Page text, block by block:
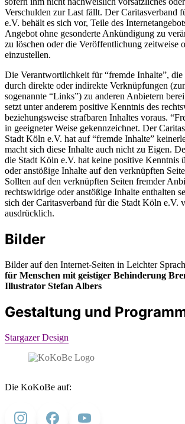
Verschulden zur Last fällt. Der Caritasverband
e.V. behält es sich vor, Teile des
Angebot ohne gesonderte Ankündigung zu
zu löschen oder die Veröffentlichung zeitweise
einzustellen.
Die Verantwortlichkeit für “fremde Inhalte”, die
durch direkte oder indirekte Verknüpfungen
sogenannte “Links”) zu anderen Anbietern
setzt unter anderem positive Kenntnis des
beziehungsweise strafbaren Inhaltes voraus.
in geeigneter Weise gekennzeichnet. Der
Stadt Köln e.V. hat auf “fremde Inhalte”
macht sich diese Inhalte auch nicht zu Eigen.
die Stadt Köln e.V. hat keine positive Kenntnis
oder anstößige Inhalte auf den verknüpften
Sollten auf den verknüpften Seiten fremder
rechtswidrige oder anstößige Inhalte enthalten
sich der Caritasverband für die Stadt Köln e.V.
ausdrücklich.
Bilder
Bilder auf den Internet-Seiten in Leichter
für Menschen mit geistiger Behinderung
Illustrator Stefan Albers
Gestaltung und
Stargazer Design
Die KoKoBe auf: